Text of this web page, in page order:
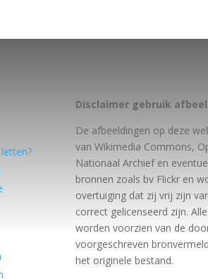
Disclaimer gebruik
De afbeeldingen op deze
van Wikimedia Commons,
Nationaal Archief en
bronnen zoals bv Flickr en
overtuiging dat zij vrij zijn
correct gelicenseerd zijn.
worden voorzien van de
voorgeschreven
het originele bestand.